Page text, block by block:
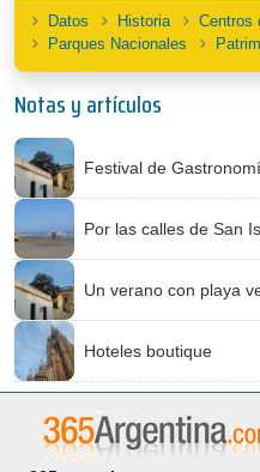
Datos Historia Centros
Parques Nacionales
Notas y artículos
Festival de
Por las calles de San
Un verano con playa
Hoteles boutique